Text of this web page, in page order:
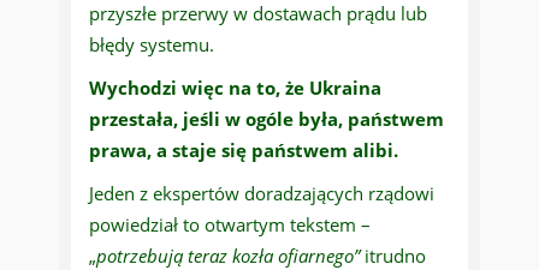
przyszłe przerwy w dostawach prądu lub
błędy systemu.
Wychodzi więc na to, że Ukraina
przestała, jeśli w ogóle była, państwem
prawa, a staje się państwem alibi.
Jeden z ekspertów doradzających rządowi
powiedział to otwartym tekstem –
„potrzebują teraz kozła ofiarnego”itrudno